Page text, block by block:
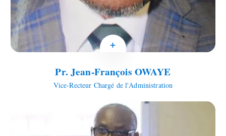
+
Pr. Jean-François OWAYE
Vice-Recteur Chargé de l'Administration